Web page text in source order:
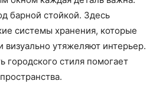
барной стойкой. Здесь
системы хранения, которые
визуально утяжеляют интерьер.
городского стиля помогает